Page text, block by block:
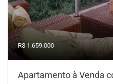
R$ 1.659.000
Apartamento à Venda